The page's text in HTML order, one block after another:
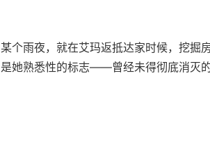
某个雨夜，就在艾玛返抵达家时候，挖掘
是她熟悉性的标志——曾经未得彻底消灭的